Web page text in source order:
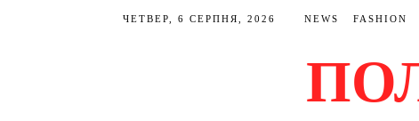
ЧЕТВЕР, 6 СЕРПНЯ, 2026 NEWS FASHION